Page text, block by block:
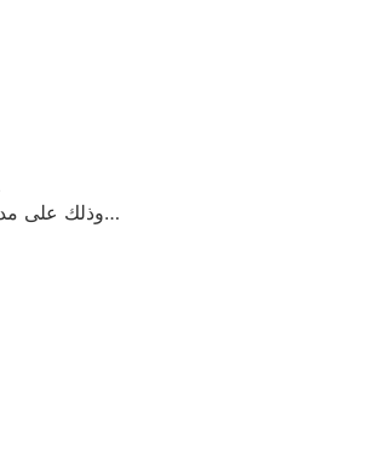
وذلك على مدار الساعه عملاؤنا الكرام نحن فى توكيل كلفينيتور المعتمد بمصر اتصل بنا على الخط الساخن لصيانة غسالات كلفينيتور اتصل بنا…